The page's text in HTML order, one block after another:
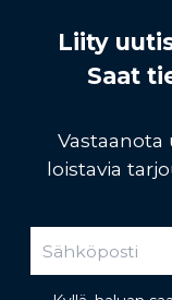
Liity
Saat
loistavia